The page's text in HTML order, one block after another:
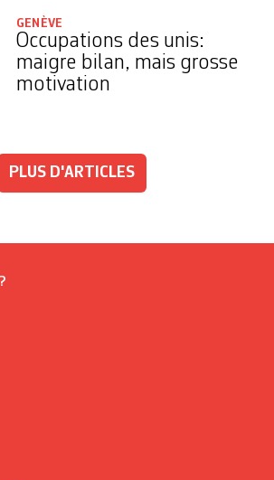
GENÈVE
Occupations des unis:
maigre bilan, mais grosse
motivation
PLUS D'ARTICLES